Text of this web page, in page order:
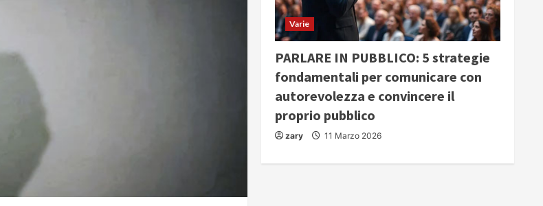
Varie
PARLARE IN PUBBLICO: 5 strategie
fondamentali per comunicare con
autorevolezza e convincere il
proprio pubblico
zary 11 Marzo 2026